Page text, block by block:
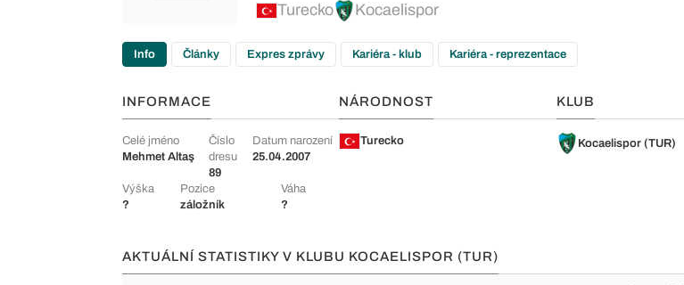
Turecko Kocaelispor
Info Články Expres zprávy Kariéra - klub Kariéra - reprezentace
INFORMACE
Celé jméno
Mehmet Altaş
Číslo
dresu
89
Datum narození
25.04.2007
Výška
?
Pozice
záložník
Váha
?
NÁRODNOST
Turecko
KLUB
Kocaelispor (TUR)
AKTUÁLNÍ STATISTIKY V KLUBU KOCAELISPOR (TUR)